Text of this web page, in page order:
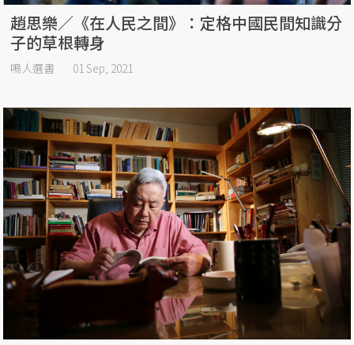
趙思樂／《在人民之間》：定格中國民間知識分
子的草根轉身
鳴人選書 01 Sep, 2021